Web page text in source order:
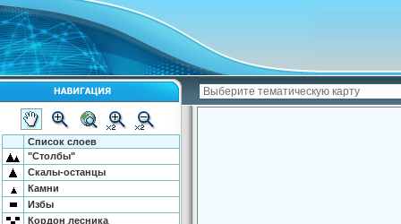
Список слоев
"Столбы"
Скалы-останцы
Камни
Избы
Кордон лесника